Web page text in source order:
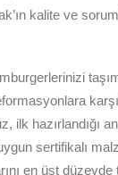
kalite ve
ilk hazırlandığı
sertifikalı
en üst